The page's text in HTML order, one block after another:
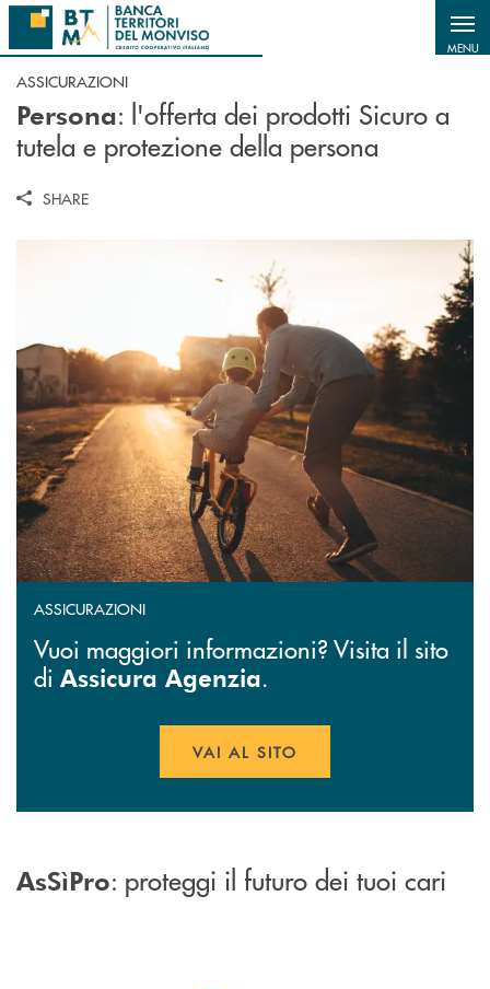
Salta al contenuto principale
MENU
ASSICURAZIONI
Persona: l'offerta dei prodotti Sicuro a
tutela e protezione della persona
SHARE
ASSICURAZIONI
Vuoi maggiori informazioni? Visita il sito
di Assicura Agenzia.
VAI AL SITO
AsSìPro: proteggi il futuro dei tuoi cari